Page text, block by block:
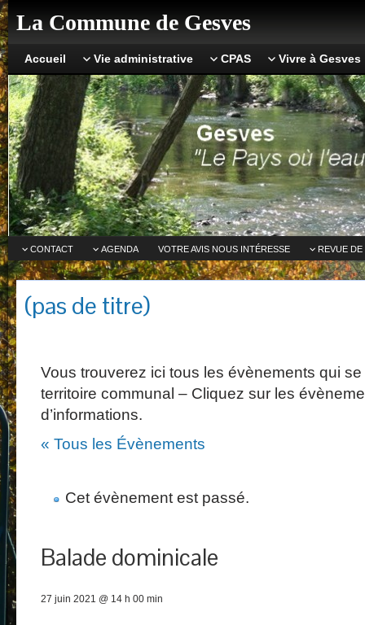
La Commune de Gesves
Accueil Vie administrative CPAS Vivre à Gesves
CONTACT AGENDA VOTRE AVIS NOUS INTÉRESSE REVUE DE
(pas de titre)
Vous trouverez ici tous les évènements qui
territoire communal – Cliquez sur les
d’informations.
« Tous les Évènements
Cet évènement est passé.
Balade dominicale
27 juin 2021 @ 14 h 00 min